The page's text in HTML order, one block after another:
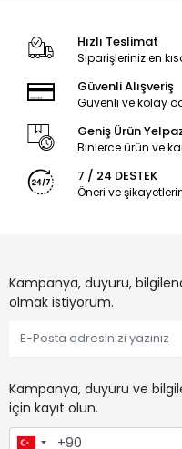
Hızlı Teslimat
Siparişleriniz en
Güvenli Alışveriş
Güvenli ve kolay
Geniş Ürün
Binlerce ürün ve
7 / 24 DESTEK
Öneri ve
Kampanya, duyuru,
olmak istiyorum.
Kampanya, duyuru ve
için kayıt olun.